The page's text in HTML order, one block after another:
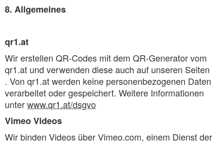
8. Allgemeines
qr1.at
Wir erstellen QR-Codes mit dem QR-Generator vom
qr1.at und verwenden diese auch auf unseren Seiten
. Von qr1.at werden keine personenbezogenen Daten
verarbeitet oder gespeichert. Weitere Informationen
unterwww.qr1.at/dsgvo
Vimeo Videos
Wir binden Videos über Vimeo.com, einem Dienst der